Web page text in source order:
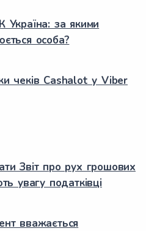
за якими
особа?
чеків Cashalot у Viber
Звіт про рух грошових
увагу податківці
вважається